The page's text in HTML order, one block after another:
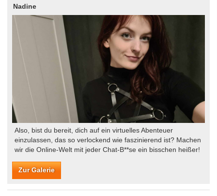
Nadine
Also, bist du bereit, dich auf ein virtuelles Abenteuer
einzulassen, das so verlockend wie faszinierend ist? Machen
wir die Online-Welt mit jeder Chat-B**se ein bisschen heißer!
Zur Galerie